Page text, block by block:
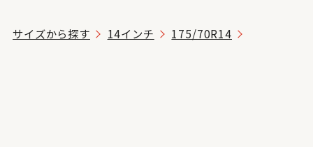
サイズから探す 14インチ 175/70R14